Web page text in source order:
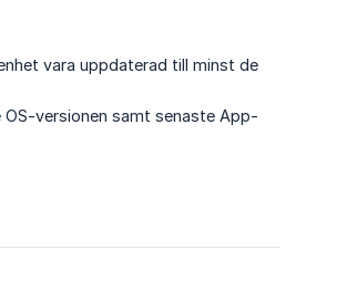
vara uppdaterad till minst de
OS-versionen samt senaste App-